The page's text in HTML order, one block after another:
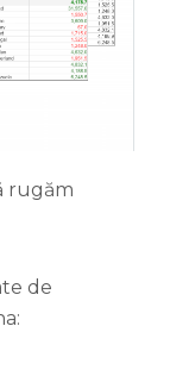
rugăm
de